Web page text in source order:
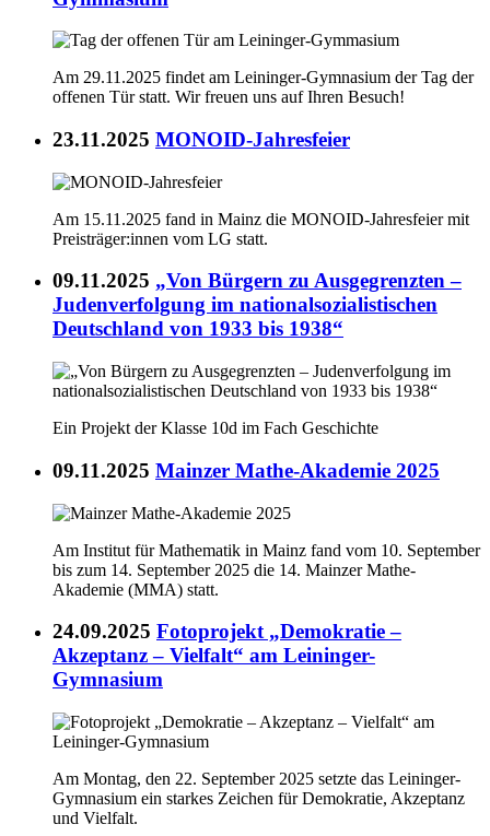
Am 29.11.2025 findet am Leininger-Gymnasium der Tag der
offenen Tür statt. Wir freuen uns auf Ihren Besuch!
23.11.2025 MONOID-Jahresfeier
Am 15.11.2025 fand in Mainz die MONOID-Jahresfeier mit
Preisträger:innen vom LG statt.
09.11.2025 „Von Bürgern zu Ausgegrenzten –
Judenverfolgung im nationalsozialistischen
Deutschland von 1933 bis 1938“
Ein Projekt der Klasse 10d im Fach Geschichte
09.11.2025 Mainzer Mathe-Akademie 2025
Am Institut für Mathematik in Mainz fand vom 10. September
bis zum 14. September 2025 die 14. Mainzer Mathe-
Akademie (MMA) statt.
24.09.2025 Fotoprojekt „Demokratie –
Akzeptanz – Vielfalt“ am Leininger-
Gymnasium
Am Montag, den 22. September 2025 setzte das Leininger-
Gymnasium ein starkes Zeichen für Demokratie, Akzeptanz
und Vielfalt.